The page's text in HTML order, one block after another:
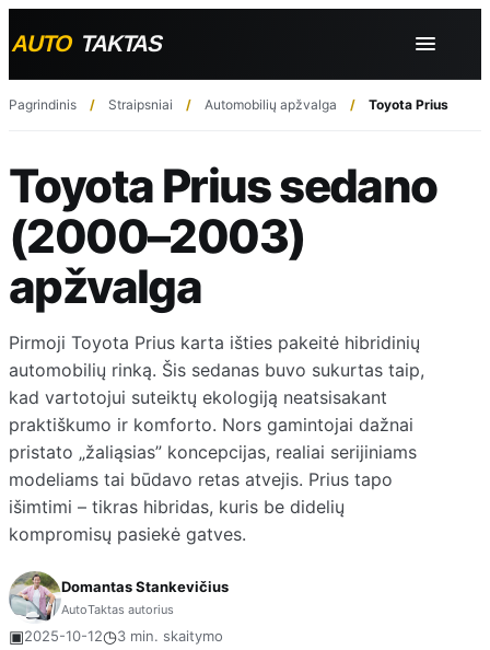
Pagrindinis Straipsniai Automobilių apžvalga Toyota Prius
Toyota Prius sedano
(2000–2003)
apžvalga
Pirmoji Toyota Prius karta išties pakeitė hibridinių
automobilių rinką. Šis sedanas buvo sukurtas taip,
kad vartotojui suteiktų ekologiją neatsisakant
praktiškumo ir komforto. Nors gamintojai dažnai
pristato „žaliąsias” koncepcijas, realiai serijiniams
modeliams tai būdavo retas atvejis. Prius tapo
išimtimi – tikras hibridas, kuris be didelių
kompromisų pasiekė gatves.
Domantas Stankevičius
AutoTaktas autorius
▣2025-10-12◷3 min. skaitymo